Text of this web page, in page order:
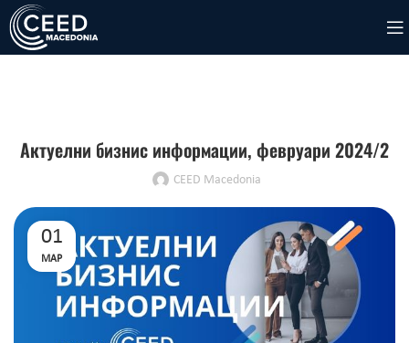
Актуелни бизнис информации, февруари 2024/2
CEED Macedonia
01
МАР